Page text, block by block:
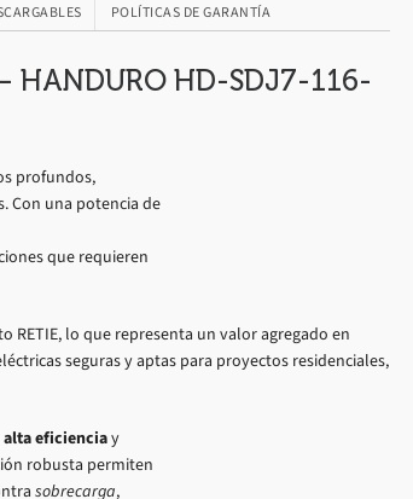
POLÍTICAS DE GARANTÍA
HANDURO HD-SDJ7-116-
profundos,
Con una potencia de
que requieren
lo que representa un valor agregado en
seguras y aptas para proyectos residenciales,
alta eficienciay
robusta permiten
sobrecarga,